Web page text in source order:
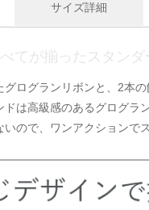
サイズ詳細
てが揃ったスタン
ログランリボンと、2本
は高級感のあるグログラ
ので、ワンアクションで